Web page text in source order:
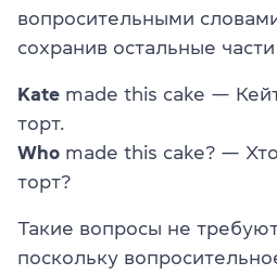
вопросительными
сохранив остальные
Kate made this cake —
торт.
Who made this cake? —
торт?
Такие вопросы не
поскольку